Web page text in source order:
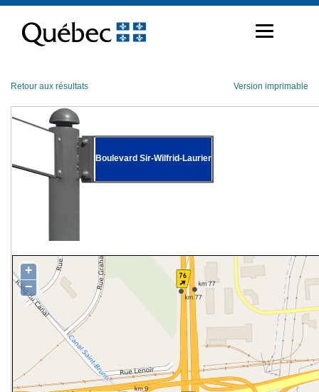
contenu
Retour aux résultats Version imprimable
Boulevard Sir-Wilfrid-Laurier
+
−